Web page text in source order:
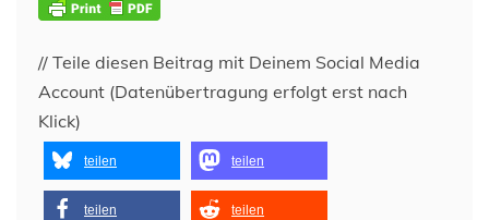
// Teile diesen Beitrag mit Deinem Social Media
Account (Datenübertragung erfolgt erst nach
Klick)
teilen teilen
teilen teilen